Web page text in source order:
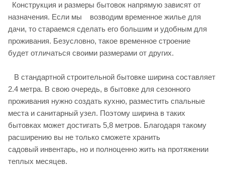
Конструкция и размеры бытовок напрямую зависят от
назначения. Если мы возводим временное жилье для
дачи, то стараемся сделать его большим и удобным для
проживания. Безусловно, такое временное строение
будет отличаться своими размерами от других.
В стандартной строительной бытовке ширина составляет
2.4 метра. В свою очередь, в бытовке для сезонного
проживания нужно создать кухню, разместить спальные
места и санитарный узел. Поэтому ширина в таких
бытовках может достигать 5,8 метров. Благодаря такому
расширению вы не только сможете хранить
садовый инвентарь, но и полноценно жить на протяжении
теплых месяцев.